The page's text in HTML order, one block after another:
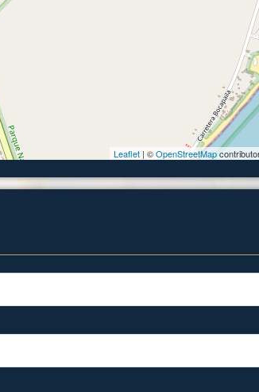
Leaflet| ©OpenStreetMap